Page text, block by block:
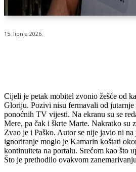
15. lipnja 2026.
Cijeli je petak mobitel zvonio žešće od
Gloriju. Pozivi nisu fermavali od
ponoćnih TV vijesti. Na ekranu su se
Mere, pa čak i škrte Marte. Nakratko su
Zvao je i Paško. Autor se nije javio ni
ignoriranje moglo je Kamarin koštati
kontinuiteta na portalu. Srećom kao što
Što je prethodilo ovakvom